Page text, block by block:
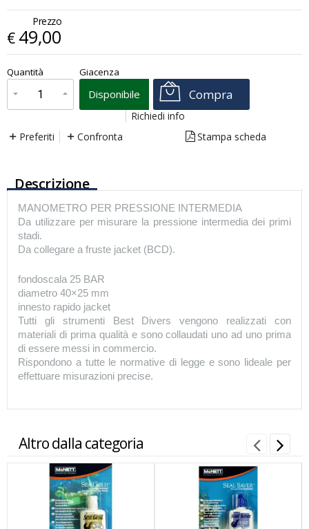
Prezzo
€ 49,00
x1 Prezzo finale:€49,00
Quantità Giacenza
Disponibile Compra
Preferiti Confronta
Richiedi info
Stampa scheda
Descrizione
MANOMETRO PER PRESSIONE INTERMEDIA
Da utilizzare per misurare la pressione intermedia dei primi
stadi.
Da collegare a fruste jacket (BCD).
fondoscala 25 BAR
diametro 40×25 mm
innesto rapido jacket
Tutti gli strumenti Best Divers vengono realizzati con
materiali di prima qualità e sono collaudati uno ad uno prima
di essere messi in commercio.
Rispondono a tutte le normative di legge e sono lideale per
effettuare misurazioni precise.
Altro dalla categoria